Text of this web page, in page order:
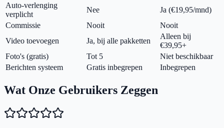
Auto-verlenging
verplicht
Nee
Ja (€19,95/mnd)
Commissie
Nooit
Nooit
Video toevoegen
Ja, bij alle pakketten
Alleen bij
€39,95+
Foto's (gratis)
Tot 5
Niet beschikbaar
Berichten systeem
Gratis inbegrepen Inbegrepen
Wat Onze Gebruikers Zeggen